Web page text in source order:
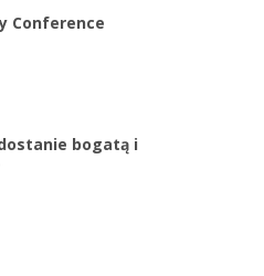
Conference
bogatą i